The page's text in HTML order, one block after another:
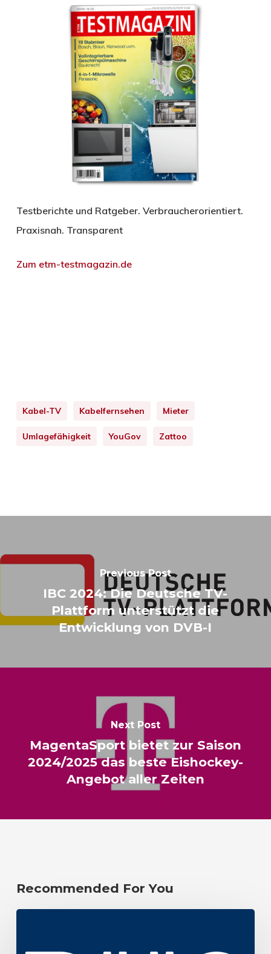
Testberichte und Ratgeber. Verbraucherorientiert.
Praxisnah. Transparent
Zum etm-testmagazin.de
Kabel-TV Kabelfernsehen Mieter
Umlagefähigkeit YouGov Zattoo
Previous Post
IBC 2024: Die Deutsche TV-
Plattform unterstützt die
Entwicklung von DVB-I
Next Post
MagentaSport bietet zur Saison
2024/2025 das beste Eishockey-
Angebot aller Zeiten
Recommended For You